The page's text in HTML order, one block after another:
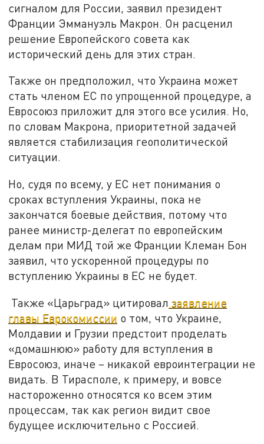
сигналом для России, заявил президент
Франции Эммануэль Макрон. Он расценил
решение Европейского совета как
исторический день для этих стран.
Также он предположил, что Украина может
стать членом ЕС по упрощенной процедуре, а
Евросоюз приложит для этого все усилия. Но,
по словам Макрона, приоритетной задачей
является стабилизация геополитической
ситуации.
Но, судя по всему, у ЕС нет понимания о
сроках вступления Украины, пока не
закончатся боевые действия, потому что
ранее министр-делегат по европейским
делам при МИД той же Франции Клеман Бон
заявил, что ускоренной процедуры по
вступлению Украины в ЕС не будет.
Также «Царьград» цитировал заявление
главы Еврокомиссии о том, что Украине,
Молдавии и Грузии предстоит проделать
«домашнюю» работу для вступления в
Евросоюз, иначе – никакой евроинтеграции не
видать. В Тирасполе, к примеру, и вовсе
настороженно относятся ко всем этим
процессам, так как регион видит свое
будущее исключительно с Россией.